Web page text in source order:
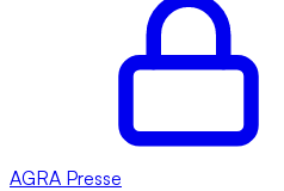
AGRA Presse